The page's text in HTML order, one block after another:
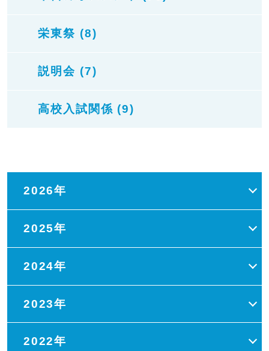
栄東祭 (8)
説明会 (7)
高校入試関係 (9)
2026年
2025年
2024年
2023年
2022年